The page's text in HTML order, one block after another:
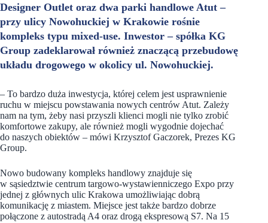
Designer Outlet oraz dwa parki handlowe Atut –
przy ulicy Nowohuckiej w Krakowie rośnie
kompleks typu mixed-use. Inwestor – spółka KG
Group zadeklarował również znaczącą przebudowę
układu drogowego w okolicy ul. Nowohuckiej.
– To bardzo duża inwestycja, której celem jest usprawnienie
ruchu w miejscu powstawania nowych centrów Atut. Zależy
nam na tym, żeby nasi przyszli klienci mogli nie tylko zrobić
komfortowe zakupy, ale również mogli wygodnie dojechać
do naszych obiektów – mówi Krzysztof Gaczorek, Prezes KG
Group.
Nowo budowany kompleks handlowy znajduje się
w sąsiedztwie centrum targowo-wystawienniczego Expo przy
jednej z głównych ulic Krakowa umożliwiając dobrą
komunikację z miastem. Miejsce jest także bardzo dobrze
połączone z autostradą A4 oraz drogą ekspresową S7. Na 15